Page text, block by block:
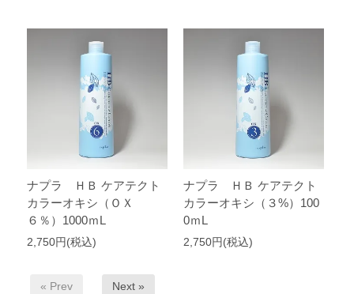
ナプラ ＨＢ ケアテクト
カラーオキシ（ＯＸ
６％）1000ｍL
2,750円(税込)
ナプラ ＨＢ ケアテクト
カラーオキシ（３%）100
0ｍL
2,750円(税込)
« Prev Next »